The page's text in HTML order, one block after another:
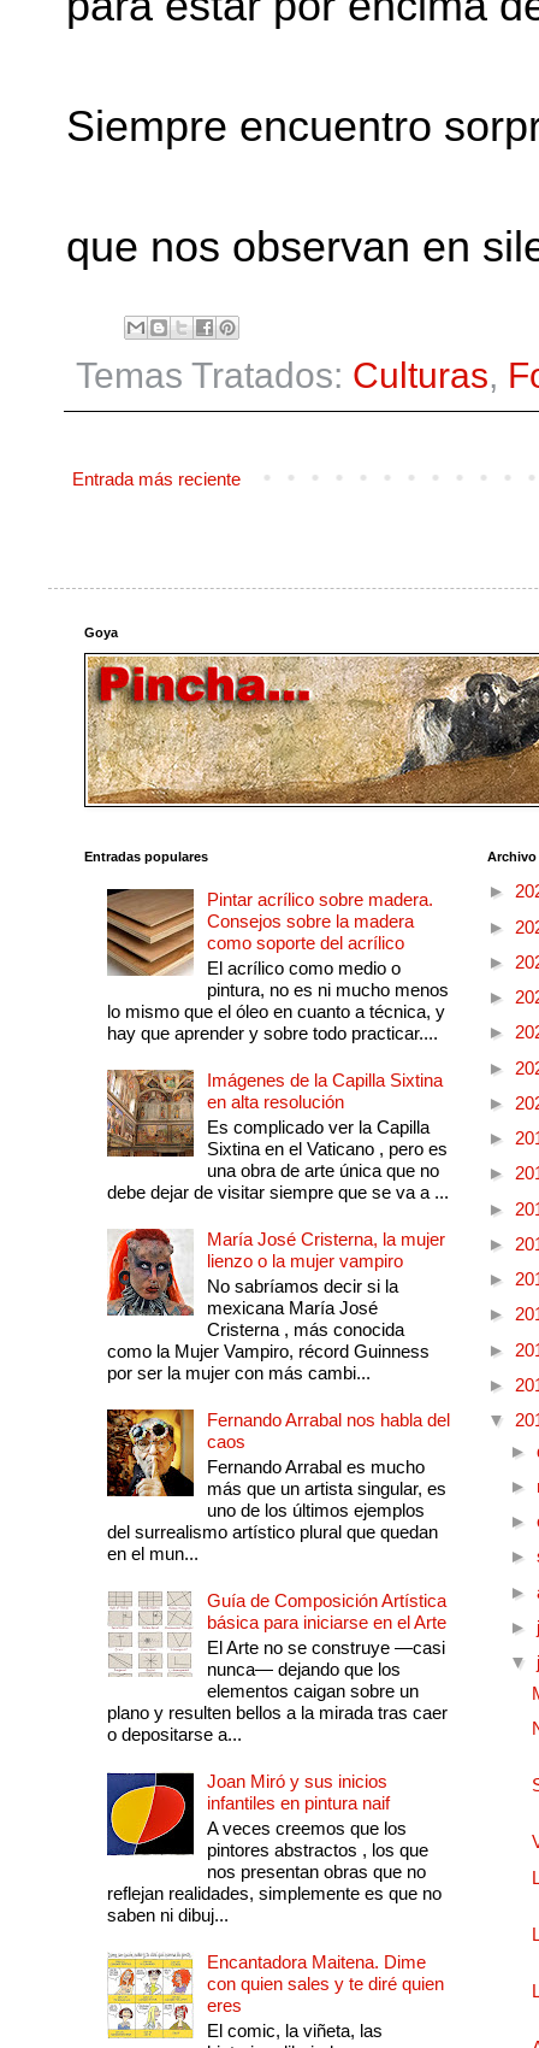
Siempre encuentro
que nos observan en
Temas Tratados: Culturas,
Entrada más reciente
Goya
Entradas populares
Pintar acrílico sobre madera.
Consejos sobre la madera
como soporte del acrílico
El acrílico como medio o
pintura, no es ni mucho menos
lo mismo que el óleo en cuanto a técnica, y
hay que aprender y sobre todo practicar....
Imágenes de la Capilla Sixtina
en alta resolución
Es complicado ver la Capilla
Sixtina en el Vaticano , pero es
una obra de arte única que no
debe dejar de visitar siempre que se va a ...
María José Cristerna, la mujer
lienzo o la mujer vampiro
No sabríamos decir si la
mexicana María José
Cristerna , más conocida
como la Mujer Vampiro, récord Guinness
por ser la mujer con más cambi...
Fernando Arrabal nos habla del
caos
Fernando Arrabal es mucho
más que un artista singular, es
uno de los últimos ejemplos
del surrealismo artístico plural que quedan
en el mun...
Guía de Composición Artística
básica para iniciarse en el Arte
El Arte no se construye —casi
nunca— dejando que los
elementos caigan sobre un
plano y resulten bellos a la mirada tras caer
o depositarse a...
Joan Miró y sus inicios
infantiles en pintura naif
A veces creemos que los
pintores abstractos , los que
nos presentan obras que no
reflejan realidades, simplemente es que no
saben ni dibuj...
Encantadora Maitena. Dime
con quien sales y te diré quien
eres
El comic, la viñeta, las
►
►
►
►
►
►
►
►
►
►
►
►
►
►
►
▼
►
►
►
►
►
►
▼